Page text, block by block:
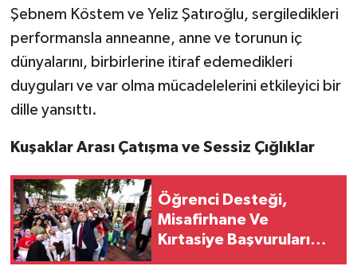
Şebnem Köstem ve Yeliz Şatıroğlu, sergiledikleri
performansla anneanne, anne ve torunun iç
dünyalarını, birbirlerine itiraf edemedikleri
duyguları ve var olma mücadelelerini etkileyici bir
dille yansıttı.
Kuşaklar Arası Çatışma ve Sessiz Çığlıklar
Öğrenci Desteği,
Misafirhane Ve
Kırtasiye Başvuruları